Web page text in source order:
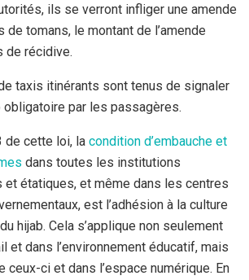
ils se verront infliger une amende
tomans, le montant de l’amende
de récidive.
taxis itinérants sont tenus de signaler
obligatoire par les passagères.
de cette loi, la condition d’embauche et
dans toutes les institutions
et étatiques, et même dans les centres
est l’adhésion à la culture
hijab. Cela s’applique non seulement
et dans l’environnement éducatif, mais
ceux-ci et dans l’espace numérique. En